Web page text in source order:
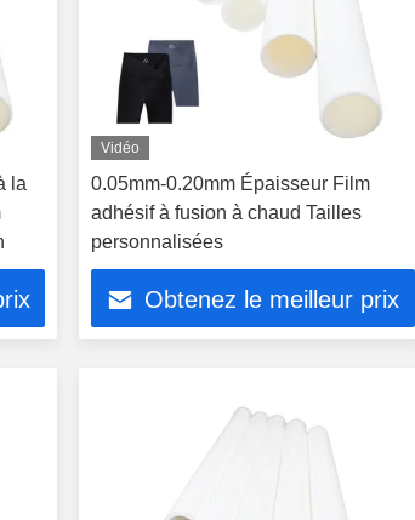
la
Vidéo
0.05mm-0.20mm Épaisseur Film
adhésif à fusion à chaud Tailles
personnalisées
Obtenez le meilleur prix